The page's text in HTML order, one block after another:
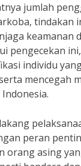
jumlah
tindakan
keamanan
pengecekan
individu
mencegah
peran
orang asing